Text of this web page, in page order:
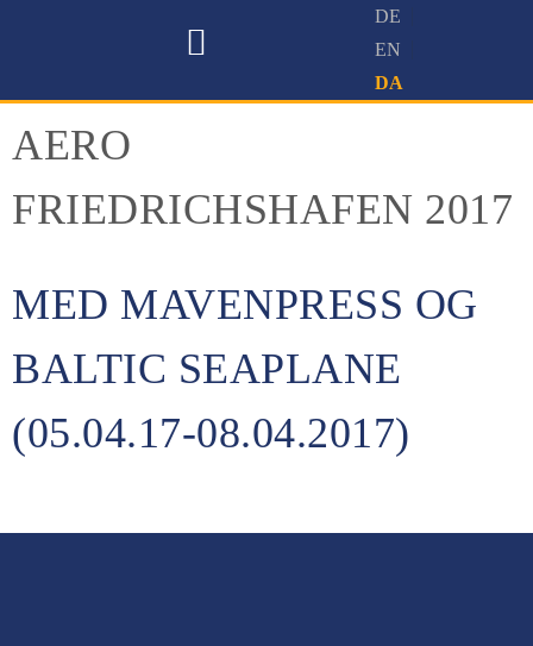
AERO
FRIEDRICHSHAFEN 2017
MED MAVENPRESS OG
BALTIC SEAPLANE
(05.04.17-08.04.2017)